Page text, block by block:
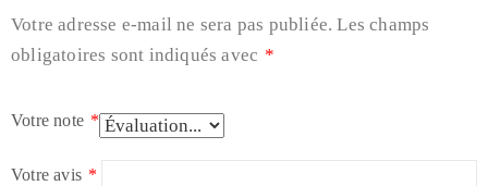
Votre adresse e-mail ne sera pas publiée. Les champs
obligatoires sont indiqués avec *
Votre note *
Votre avis *